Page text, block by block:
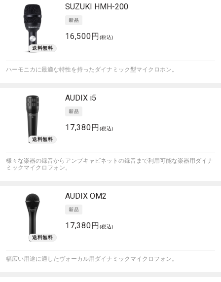
SUZUKI HMH-200
16,500円 (税込)
ハーモニカに最適な特性を持ったダイナミック型マイクロホン。
AUDIX i5
17,380円 (税込)
様々な楽器の録音からアンプキャビネットの録音まで利用可能な楽器用ダイナ
ミックマイクロフォン。
AUDIX OM2
17,380円 (税込)
幅広い用途に適したヴォーカル用ダイナミックマイクロフォン。